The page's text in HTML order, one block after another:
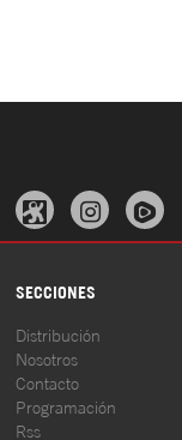
 
SECCIONES
Distribución
Nosotros
Contacto
Programación
Rss